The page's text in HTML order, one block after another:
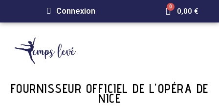
Connexion 0,00 €
FOURNISSEUR OFFICIEL DE L'OPÉRA DE
NICE